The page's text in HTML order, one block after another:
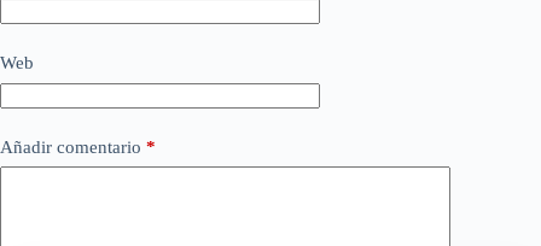
Web
Añadir comentario *